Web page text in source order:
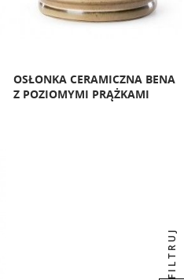
OSŁONKA CERAMICZNA BENA
Z POZIOMYMI PRĄŻKAMI
FILTRUJ